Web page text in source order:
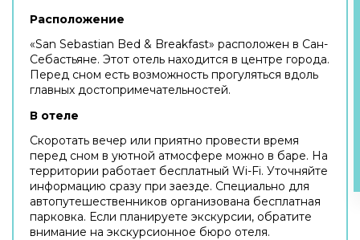
Расположение
«San Sebastian Bed & Breakfast» расположен в Сан-
Себастьяне. Этот отель находится в центре города.
Перед сном есть возможность прогуляться вдоль
главных достопримечательностей.
В отеле
Скоротать вечер или приятно провести время
перед сном в уютной атмосфере можно в баре. На
территории работает бесплатный Wi-Fi. Уточняйте
информацию сразу при заезде. Специально для
автопутешественников организована бесплатная
парковка. Если планируете экскурсии, обратите
внимание на экскурсионное бюро отеля.